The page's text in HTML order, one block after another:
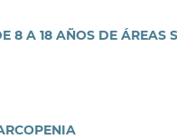
8 A 18 AÑOS DE ÁREAS